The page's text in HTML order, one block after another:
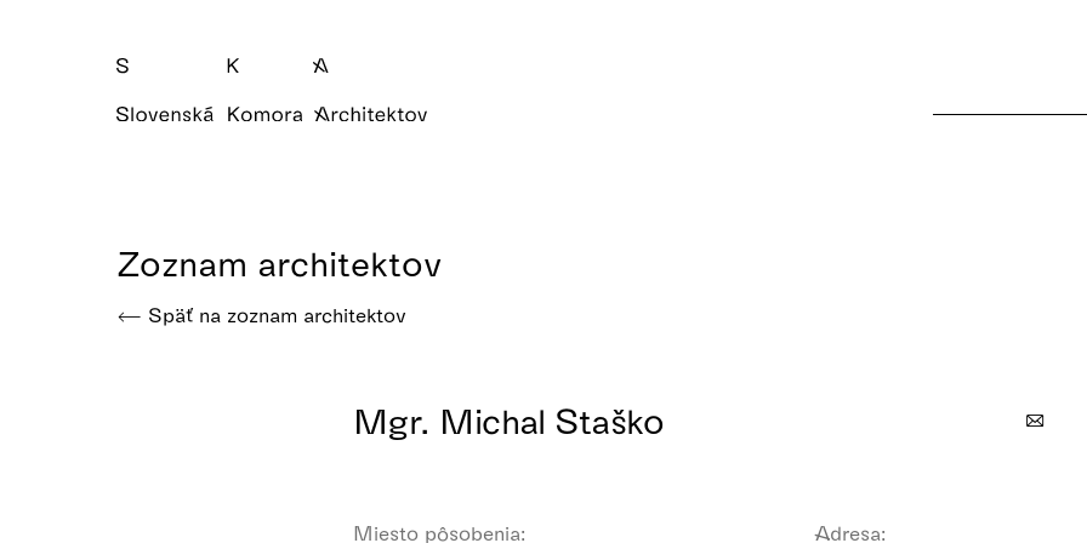
Zoznam architektov
Späť na zoznam architektov
Mgr. Michal Staško
Miesto pôsobenia: Adresa: